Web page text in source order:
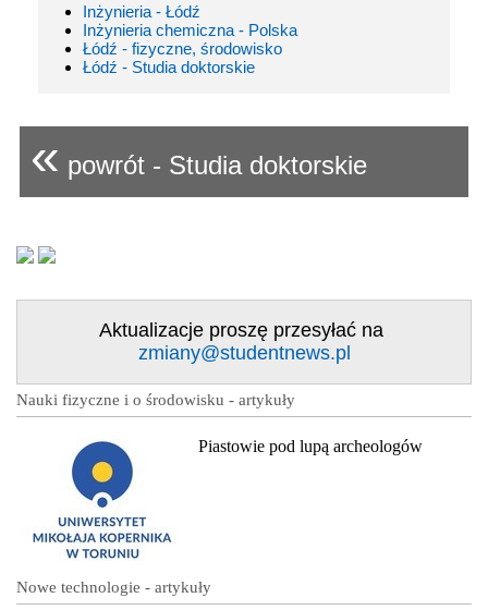
Inżynieria - Łódź
Inżynieria chemiczna - Polska
Łódź - fizyczne, środowisko
Łódź - Studia doktorskie
« powrót - Studia doktorskie
Aktualizacje proszę przesyłać na
zmiany@studentnews.pl
Nauki fizyczne i o środowisku - artykuły
Piastowie pod lupą archeologów
Nowe technologie - artykuły